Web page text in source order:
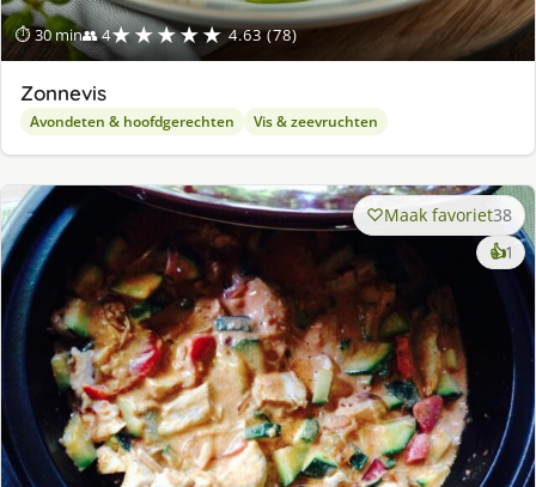
⏱ 30 min👥 4★★★★★ 4.63 (78)
Zonnevis
Avondeten & hoofdgerechten Vis & zeevruchten
Maak favoriet38
👍1